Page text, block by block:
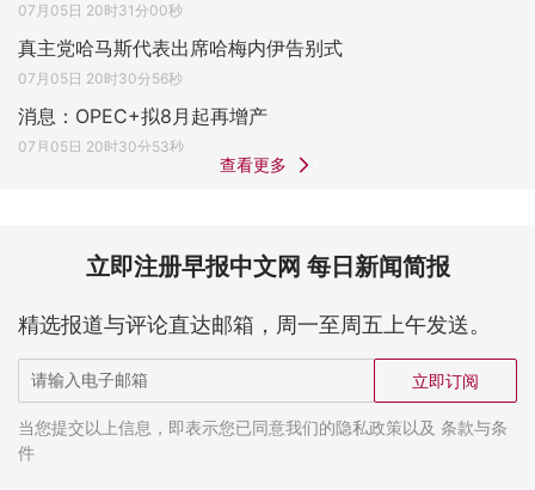
07月05日 20时31分00秒
真主党哈马斯代表出席哈梅内伊告别式
07月05日 20时30分56秒
消息：OPEC+拟8月起再增产
07月05日 20时30分53秒
查看更多
立即注册早报中文网 每日新闻简报
精选报道与评论直达邮箱，周一至周五上午发送。
立即订阅
当您提交以上信息，即表示您已同意我们的隐私政策以及 条款与条
件